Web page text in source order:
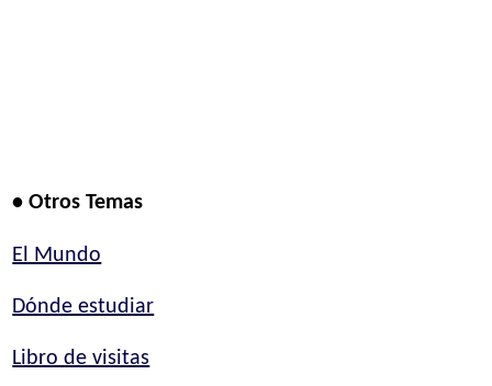
• Otros Temas
El Mundo
Dónde estudiar
Libro de visitas